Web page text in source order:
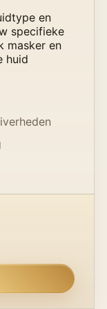
en
specifieke
masker en
huid